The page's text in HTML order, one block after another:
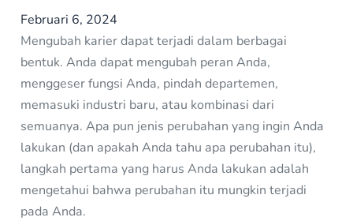
Februari 6, 2024
Mengubah karier dapat terjadi dalam berbagai
bentuk. Anda dapat mengubah peran Anda,
menggeser fungsi Anda, pindah departemen,
memasuki industri baru, atau kombinasi dari
semuanya. Apa pun jenis perubahan yang ingin Anda
lakukan (dan apakah Anda tahu apa perubahan itu),
langkah pertama yang harus Anda lakukan adalah
mengetahui bahwa perubahan itu mungkin terjadi
pada Anda.